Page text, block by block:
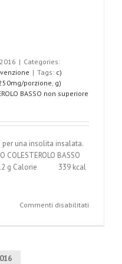
| Categories:
| Tags: c)
porzione g)
BASSO non superiore
una insolita insalata.
COLESTEROLO BASSO
g Calorie 339 kcal
Commenti disabilitati